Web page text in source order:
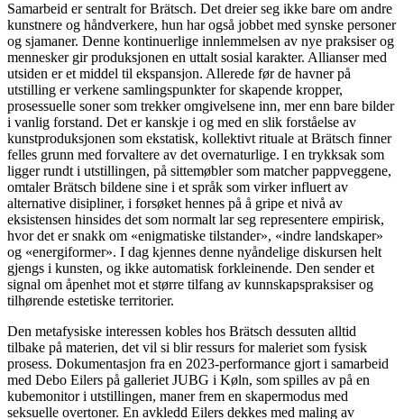
Samarbeid er sentralt for Brätsch. Det dreier seg ikke bare om andre
kunstnere og håndverkere, hun har også jobbet med synske personer
og sjamaner. Denne kontinuerlige innlemmelsen av nye praksiser og
mennesker gir produksjonen en uttalt sosial karakter. Allianser med
utsiden er et middel til ekspansjon. Allerede før de havner på
utstilling er verkene samlingspunkter for skapende kropper,
prosessuelle soner som trekker omgivelsene inn, mer enn bare bilder
i vanlig forstand. Det er kanskje i og med en slik forståelse av
kunstproduksjonen som ekstatisk, kollektivt rituale at Brätsch finner
felles grunn med forvaltere av det overnaturlige. I en trykksak som
ligger rundt i utstillingen, på sittemøbler som matcher pappveggene,
omtaler Brätsch bildene sine i et språk som virker influert av
alternative disipliner, i forsøket hennes på å gripe et nivå av
eksistensen hinsides det som normalt lar seg representere empirisk,
hvor det er snakk om «enigmatiske tilstander», «indre landskaper»
og «energiformer». I dag kjennes denne nyåndelige diskursen helt
gjengs i kunsten, og ikke automatisk forkleinende. Den sender et
signal om åpenhet mot et større tilfang av kunnskapspraksiser og
tilhørende estetiske territorier.
Den metafysiske interessen kobles hos Brätsch dessuten alltid
tilbake på materien, det vil si blir ressurs for maleriet som fysisk
prosess. Dokumentasjon fra en 2023-performance gjort i samarbeid
med Debo Eilers på galleriet JUBG i Køln, som spilles av på en
kubemonitor i utstillingen, maner frem en skapermodus med
seksuelle overtoner. En avkledd Eilers dekkes med maling av